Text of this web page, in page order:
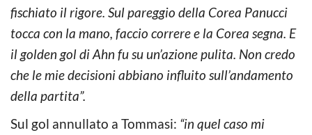
fischiato il rigore. Sul pareggio della Corea Panucci
tocca con la mano, faccio correre e la Corea segna. E
il golden gol di Ahn fu su un’azione pulita. Non credo
che le mie decisioni abbiano influito sull’andamento
della partita”.
Sul gol annullato a Tommasi: “in quel caso mi